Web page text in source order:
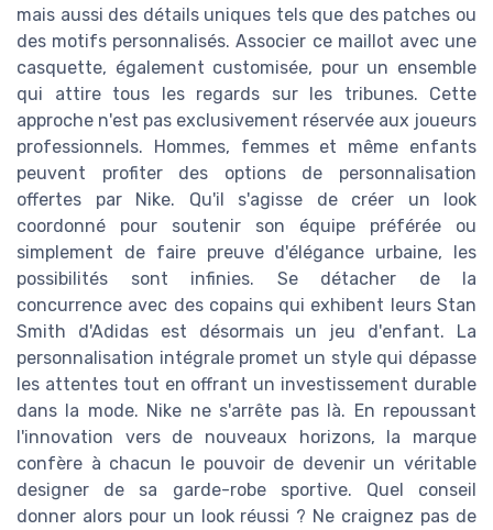
mais aussi des détails uniques tels que des patches ou
des motifs personnalisés. Associer ce maillot avec une
casquette, également customisée, pour un ensemble
qui attire tous les regards sur les tribunes. Cette
approche n'est pas exclusivement réservée aux joueurs
professionnels. Hommes, femmes et même enfants
peuvent profiter des options de personnalisation
offertes par Nike. Qu'il s'agisse de créer un look
coordonné pour soutenir son équipe préférée ou
simplement de faire preuve d'élégance urbaine, les
possibilités sont infinies. Se détacher de la
concurrence avec des copains qui exhibent leurs Stan
Smith d'Adidas est désormais un jeu d'enfant. La
personnalisation intégrale promet un style qui dépasse
les attentes tout en offrant un investissement durable
dans la mode. Nike ne s'arrête pas là. En repoussant
l'innovation vers de nouveaux horizons, la marque
confère à chacun le pouvoir de devenir un véritable
designer de sa garde-robe sportive. Quel conseil
donner alors pour un look réussi ? Ne craignez pas de